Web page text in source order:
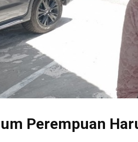
Perempuan